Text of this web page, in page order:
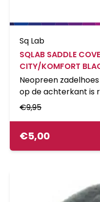
Sq Lab
SQLAB SADDLE
CITY/KOMFORT
Neopreen
op de achterkant is
in drie verschillende
€9,95
€5,00